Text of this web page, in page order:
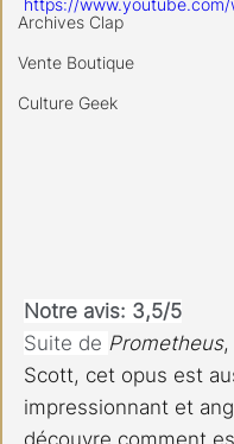
Archives Clap
Vente Boutique
Culture Geek
Notre avis: 3,5/5
Suite de Prometheus,
Scott, cet opus est
impressionnant et